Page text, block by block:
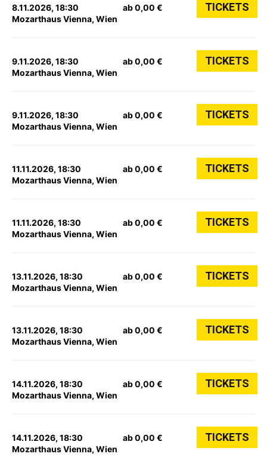
8.11.2026, 18:30
Mozarthaus Vienna, Wien
ab 0,00 € TICKETS
9.11.2026, 18:30
Mozarthaus Vienna, Wien
ab 0,00 € TICKETS
9.11.2026, 18:30
Mozarthaus Vienna, Wien
ab 0,00 € TICKETS
11.11.2026, 18:30
Mozarthaus Vienna, Wien
ab 0,00 € TICKETS
11.11.2026, 18:30
Mozarthaus Vienna, Wien
ab 0,00 € TICKETS
13.11.2026, 18:30
Mozarthaus Vienna, Wien
ab 0,00 € TICKETS
13.11.2026, 18:30
Mozarthaus Vienna, Wien
ab 0,00 € TICKETS
14.11.2026, 18:30
Mozarthaus Vienna, Wien
ab 0,00 € TICKETS
14.11.2026, 18:30
Mozarthaus Vienna, Wien
ab 0,00 € TICKETS